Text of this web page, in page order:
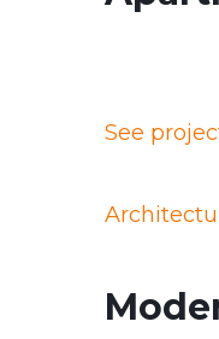
See